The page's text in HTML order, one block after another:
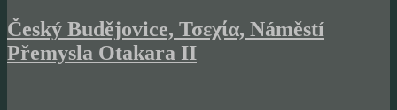
Český Budějovice, Τσεχία, Náměstí
Přemysla Otakara II